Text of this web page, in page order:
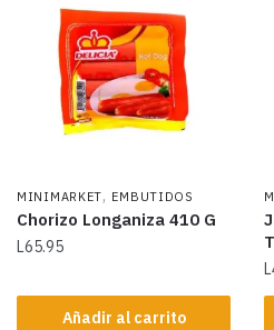
MINIMARKET, EMBUTIDOS
Chorizo Longaniza 410 G
L65.95
Añadir al carrito
L